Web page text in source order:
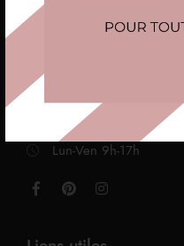
Découvrez notre
boîtes à bijoux, alliant
3B rue de la vigne des
contact@la-boite-
Lun-Ven 9h-17h